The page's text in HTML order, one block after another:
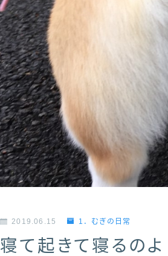
2019.06.15 1．むぎの日常
寝て起きて寝るのよ